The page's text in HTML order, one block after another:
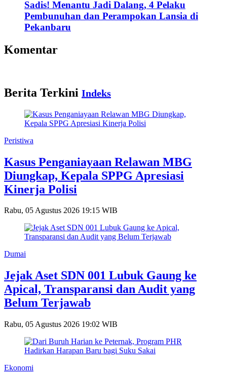
Sadis! Menantu Jadi Dalang, 4 Pelaku
Pembunuhan dan Perampokan Lansia di
Pekanbaru
Komentar
Berita Terkini Indeks
Peristiwa
Kasus Penganiayaan Relawan MBG
Diungkap, Kepala SPPG Apresiasi
Kinerja Polisi
Rabu, 05 Agustus 2026 19:15 WIB
Dumai
Jejak Aset SDN 001 Lubuk Gaung ke
Apical, Transparansi dan Audit yang
Belum Terjawab
Rabu, 05 Agustus 2026 19:02 WIB
Ekonomi